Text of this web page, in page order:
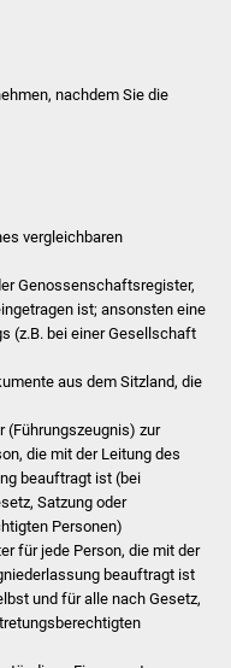
und Apotheken
von Angehörigen
(MOBS)
und Entsorgung
Freizeit
nachdem Sie die
vergleichbaren
Genossenschaftsregister,
ist; ansonsten eine
(z.B. bei einer Gesellschaft
aus dem Sitzland, die
(Führungszeugnis) zur
die mit der Leitung des
beauftragt ist (bei
Satzung oder
Personen)
für jede Person, die mit der
beauftragt ist
und für alle nach Gesetz,